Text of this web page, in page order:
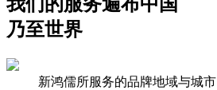
乃至世界
新鸿儒所服务的品牌地域与城市